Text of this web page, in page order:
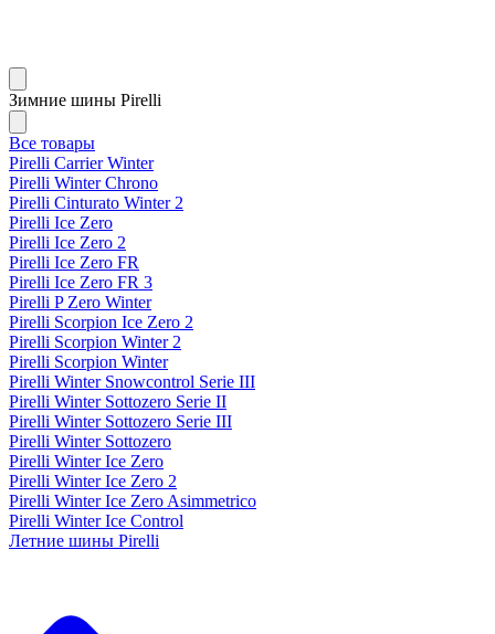
Зимние шины Pirelli
Все товары
Pirelli Carrier Winter
Pirelli Winter Chrono
Pirelli Cinturato Winter 2
Pirelli Ice Zero
Pirelli Ice Zero 2
Pirelli Ice Zero FR
Pirelli Ice Zero FR 3
Pirelli P Zero Winter
Pirelli Scorpion Ice Zero 2
Pirelli Scorpion Winter 2
Pirelli Scorpion Winter
Pirelli Winter Snowcontrol Serie III
Pirelli Winter Sottozero Serie II
Pirelli Winter Sottozero Serie III
Pirelli Winter Sottozero
Pirelli Winter Ice Zero
Pirelli Winter Ice Zero 2
Pirelli Winter Ice Zero Asimmetrico
Pirelli Winter Ice Control
Летние шины Pirelli